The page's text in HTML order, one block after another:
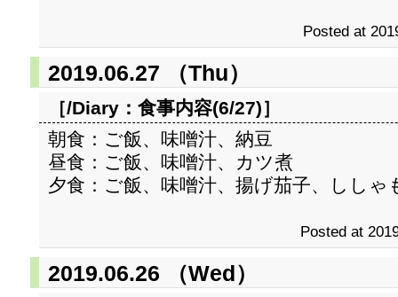
Posted at
2019.06.27 （Thu）
［/Diary： 食事内容(6/27)］
朝食：ご飯、味噌汁、納豆
昼食：ご飯、味噌汁、カツ煮
夕食：ご飯、味噌汁、揚げ茄子、ししゃ
Posted at
2019.06.26 （Wed）